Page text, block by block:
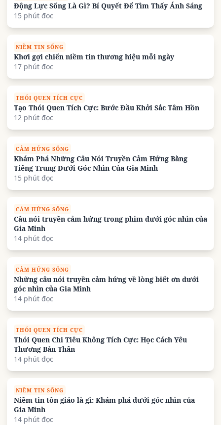
Động Lực Sống Là Gì? Bí Quyết Để Tìm Thấy Ánh Sáng
15 phút đọc
NIỀM TIN SỐNG
Khơi gợi chiến niềm tin thương hiệu mỗi ngày
17 phút đọc
THÓI QUEN TÍCH CỰC
Tạo Thói Quen Tích Cực: Bước Đầu Khởi Sắc Tâm Hồn
12 phút đọc
CẢM HỨNG SỐNG
Khám Phá Những Câu Nói Truyền Cảm Hứng Bằng
Tiếng Trung Dưới Góc Nhìn Của Gia Minh
15 phút đọc
CẢM HỨNG SỐNG
Câu nói truyền cảm hứng trong phim dưới góc nhìn của
Gia Minh
14 phút đọc
CẢM HỨNG SỐNG
Những câu nói truyền cảm hứng về lòng biết ơn dưới
góc nhìn của Gia Minh
14 phút đọc
THÓI QUEN TÍCH CỰC
Thói Quen Chi Tiêu Không Tích Cực: Học Cách Yêu
Thương Bản Thân
14 phút đọc
NIỀM TIN SỐNG
Niềm tin tôn giáo là gì: Khám phá dưới góc nhìn của
Gia Minh
14 phút đọc